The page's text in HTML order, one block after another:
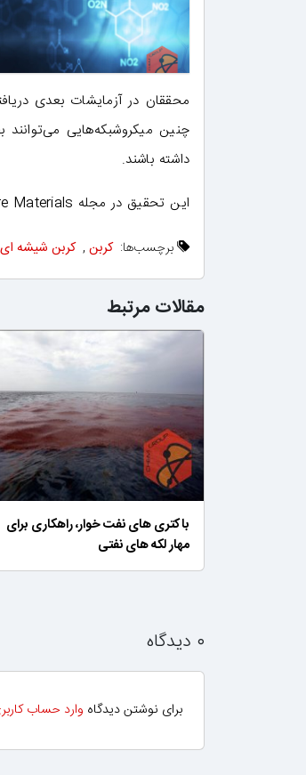
محققان در آزمایشات بعدی
چنین میکروشبکه‌هایی می‌توانند
داشته باشند.
این تحقیق در مجله Nature Materials منتشر شده است.
برچسب‌ها: کربن , کربن شیشه ای
مقالات مرتبط
باکتری های نفت خوار، راهکاری برای
مهار لکه های نفتی
۰ دیدگاه
برای نوشتن دیدگاه وارد حساب